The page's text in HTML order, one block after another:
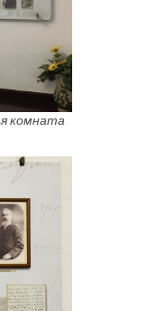
комната